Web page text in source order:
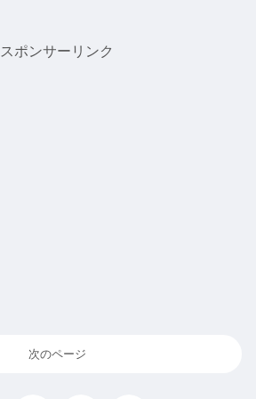
スポンサーリンク
次のページ